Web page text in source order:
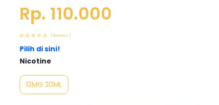
Rp. 110.000
( Reviews )
Pilih di sini!
Nicotine
13MG 30ML